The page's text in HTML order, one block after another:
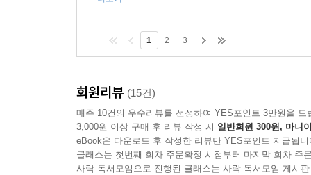
1 2 3
회원리뷰 (15건)
매주 10건의 우수리뷰를 선정하여 YES포인트 3만원을 드
3,000원 이상 구매 후 리뷰 작성 시 일반회원 300원, 마니
eBook은 다운로드 후 작성한 리뷰만 YES포인트 지급됩니
클래스는 첫번째 회차 주문확정 시점부터 마지막 회차 주
사락 독서모임으로 진행된 클래스는 사락 독서모임 게시